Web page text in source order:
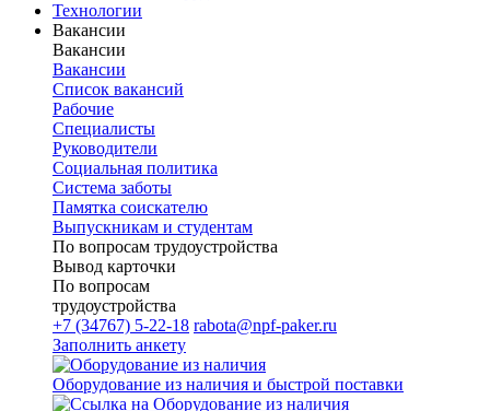
Технологии
Вакансии
Вакансии
Вакансии
Список вакансий
Рабочие
Специалисты
Руководители
Cоциальная политика
Система заботы
Памятка соискателю
Выпускникам и студентам
По вопросам трудоустройства
Вывод карточки
По вопросам
трудоустройства
+7 (34767) 5-22-18 rabota@npf-paker.ru
Заполнить анкету
Оборудование из наличия и быстрой поставки